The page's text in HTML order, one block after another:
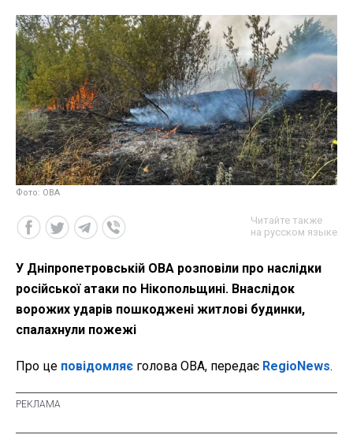
Фото: ОВА
Читайте также
на русском языке
У Дніпропетровській ОВА розповіли про наслідки
російської атаки по Нікопольщині. Внаслідок
ворожих ударів пошкоджені житлові будинки,
спалахнули пожежі
Про це повідомляє голова ОВА, передає RegioNews.